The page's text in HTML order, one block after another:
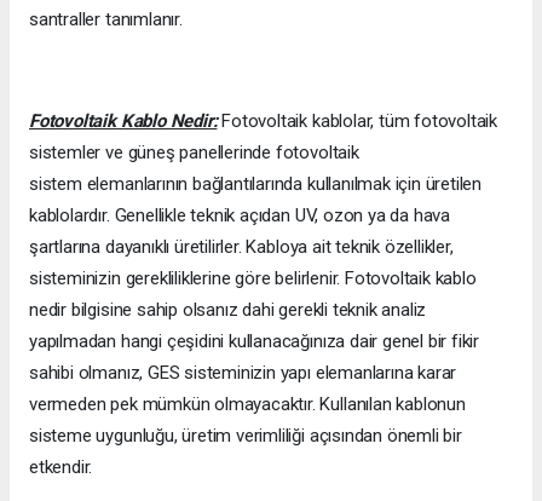
santraller tanımlanır.
Fotovoltaik Kablo Nedir:Fotovoltaik kablolar, tüm fotovoltaik
sistemler ve güneş panellerinde fotovoltaik
sistem elemanlarının bağlantılarında kullanılmak için üretilen
kablolardır. Genellikle teknik açıdan UV, ozon ya da hava
şartlarına dayanıklı üretilirler. Kabloya ait teknik özellikler,
sisteminizin gerekliliklerine göre belirlenir. Fotovoltaik kablo
nedir bilgisine sahip olsanız dahi gerekli teknik analiz
yapılmadan hangi çeşidini kullanacağınıza dair genel bir fikir
sahibi olmanız, GES sisteminizin yapı elemanlarına karar
vermeden pek mümkün olmayacaktır. Kullanılan kablonun
sisteme uygunluğu, üretim verimliliği açısından önemli bir
etkendir.